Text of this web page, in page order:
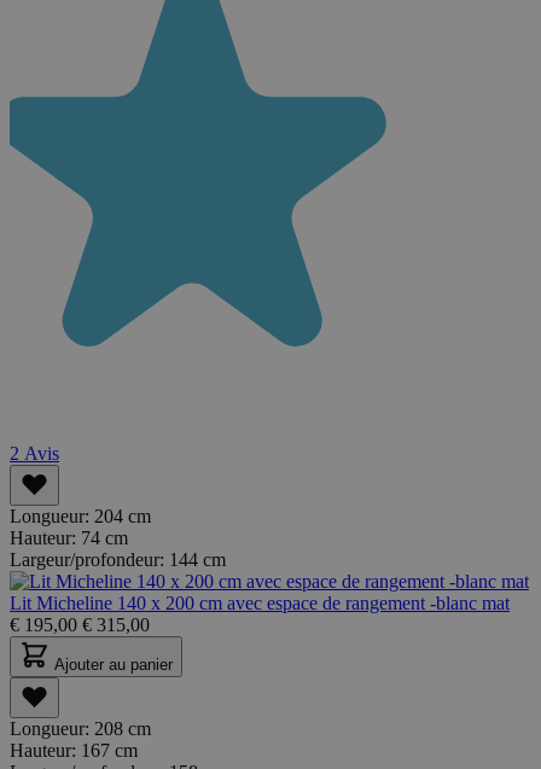
2 Avis
Longueur: 204 cm
Hauteur: 74 cm
Largeur/profondeur: 144 cm
Lit Micheline 140 x 200 cm avec espace de rangement -blanc mat
€ 195,00 € 315,00
Ajouter au panier
Longueur: 208 cm
Hauteur: 167 cm